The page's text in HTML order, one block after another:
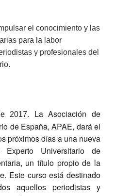
el conocimiento y las
para la labor
y profesionales del
2017. La Asociación de
de España, APAE, dará el
próximos días a una nueva
Universitario de
un título propio de la
Este curso está destinado
aquellos periodistas y